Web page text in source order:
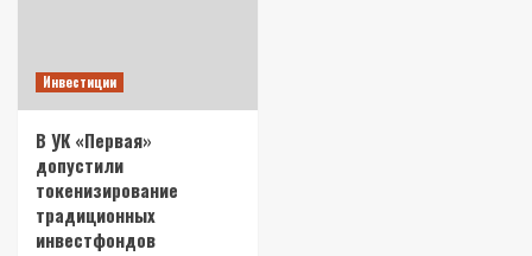
Инвестиции
В УК «Первая»
допустили
токенизирование
традиционных
инвестфондов